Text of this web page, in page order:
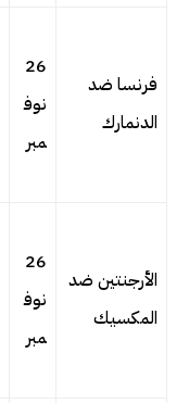
فرنسا ضد
الدنمارك
26
نوف
مبر
الأرجنتين ضد
المكسيك
26
نوف
مبر